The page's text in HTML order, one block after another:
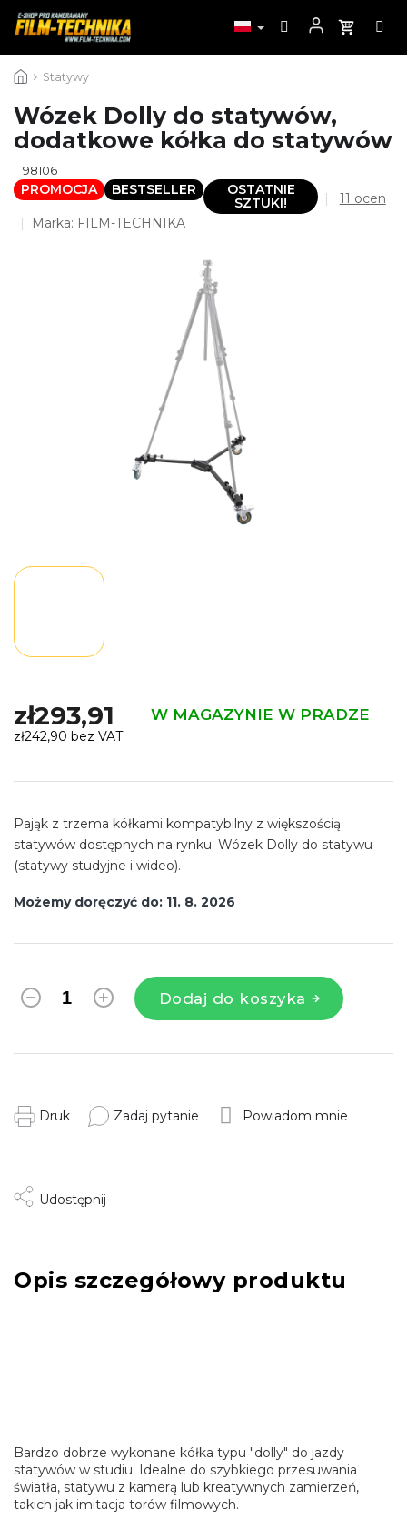
do
Statywy
Wózek Dolly do statywów,
dodatkowe kółka do statywów
98106
PROMOCJA BESTSELLER
OSTATNIE
SZTUKI!
Średnia
11 ocen
Marka: FILM-TECHNIKA
zł293,91 W MAGAZYNIE W PRADZE
zł242,90 bez VAT
jednostkowa:
Możemy doręczyć do: 11. 8. 2026
Dodaj do koszyka
Pająk z trzema kółkami kompatybilny z większością
statywów dostępnych na rynku. Wózek Dolly do statywu
(statywy studyjne i wideo).
Druk Zadaj pytanie Powiadom mnie
Udostępnij
Opis szczegółowy produktu
Bardzo dobrze wykonane kółka typu "dolly" do jazdy
statywów w studiu. Idealne do szybkiego przesuwania
światła, statywu z kamerą lub kreatywnych zamierzeń,
takich jak imitacja torów filmowych.